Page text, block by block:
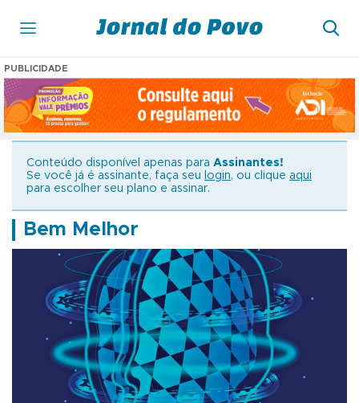
PUBLICIDADE
Conteúdo disponível apenas para Assinantes!
Se você já é assinante, faça seu
login, ou clique aqui
para escolher seu plano e assinar.
Bem Melhor